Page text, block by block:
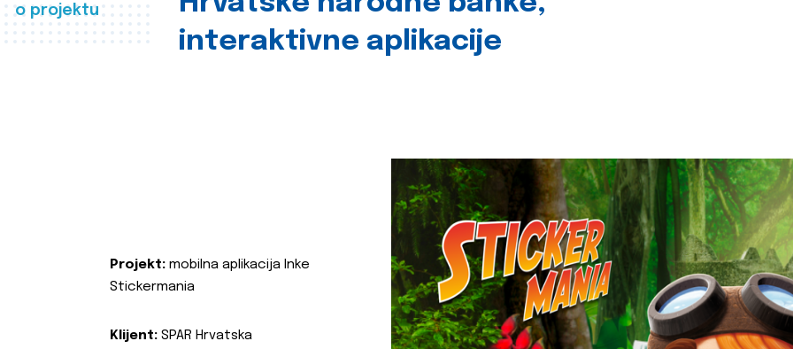
o projektu
interaktivne aplikacije
Projekt: mobilna aplikacija Inke
Stickermania
Klijent: SPAR Hrvatska